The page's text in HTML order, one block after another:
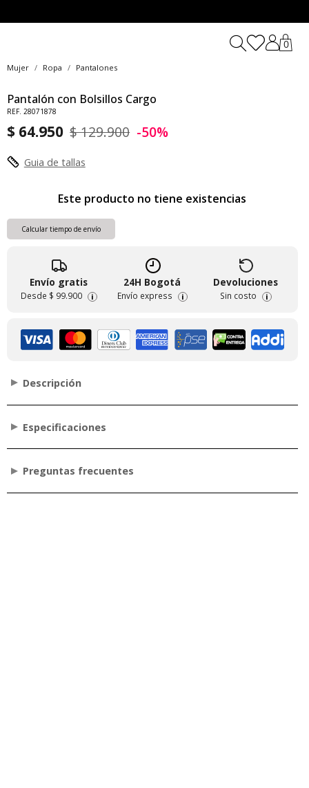
0
Mujer Ropa Pantalones
Pantalón con Bolsillos Cargo
REF. 28071878
$ 64.950 $ 129.900 -50%
Guia de tallas
Este producto no tiene existencias
Calcular tiempo de envío
Envío gratis
Desde $ 99.900 i
24H Bogotá
Envío express i
Devoluciones
Sin costo i
Descripción
Especificaciones
Preguntas frecuentes